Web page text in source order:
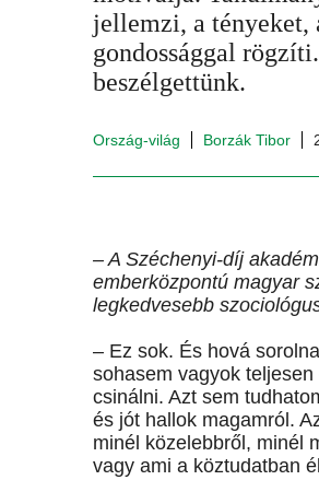
jellemzi, a tényeket,
gondossággal
beszélgettünk.
Ország-világ Borzák Tibor
– A Széchenyi-díj
emberközpontú magyar
legkedvesebb
– Ez sok. És hová
sohasem vagyok
csinálni. Azt sem
és jót hallok magamról.
minél közelebbről, minél
vagy ami a köztudatban